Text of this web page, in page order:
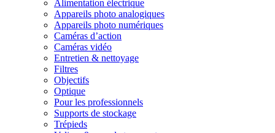
Alimentation électrique
Appareils photo analogiques
Appareils photo numériques
Caméras d’action
Caméras vidéo
Entretien & nettoyage
Filtres
Objectifs
Optique
Pour les professionnels
Supports de stockage
Trépieds